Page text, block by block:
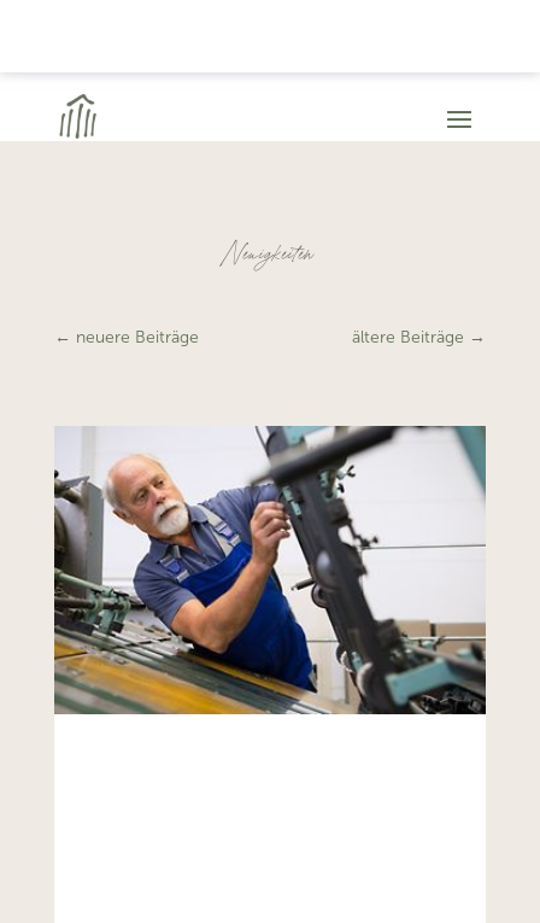
Neuigkeiten
← neuere Beiträge ältere Beiträge →